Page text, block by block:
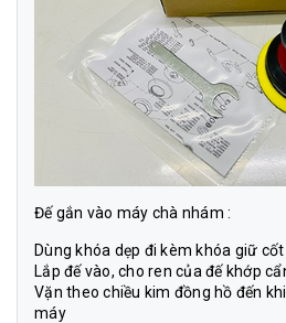
Đế gắn vào máy chà nhám :
Dùng khóa dẹp đi kèm khóa giữ
Lắp đế vào, cho ren của đế khớp
Vặn theo chiều kim đồng hồ đến
máy